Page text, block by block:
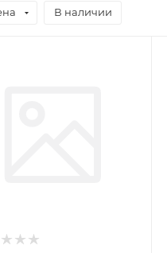
В наличии